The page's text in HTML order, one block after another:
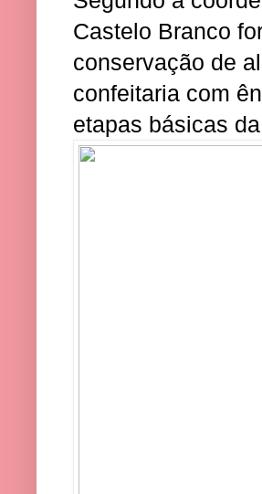
Castelo Branco
conservação de
confeitaria com
etapas básicas